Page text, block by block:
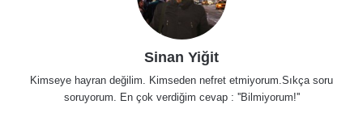
Sinan Yiğit
Kimseye hayran değilim. Kimseden nefret etmiyorum.Sıkça soru
soruyorum. En çok verdiğim cevap : ''Bilmiyorum!''